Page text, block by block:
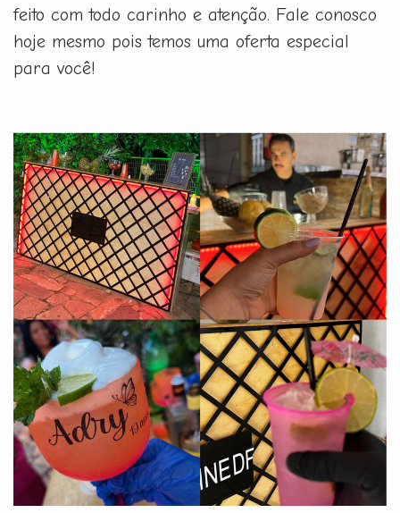
feito com todo carinho e atenção. Fale conosco
hoje mesmo pois temos uma oferta especial
para você!